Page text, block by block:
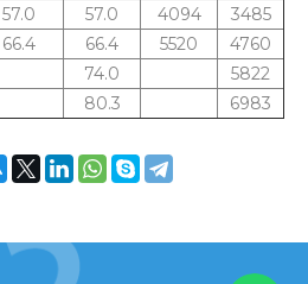
57.0 57.0 4094
3485
66.4 66.4 5520
4760
74.0
5822
80.3 6983